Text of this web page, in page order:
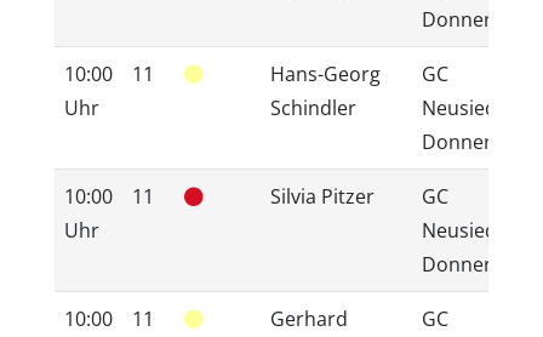
10:00
Uhr
11
Hans-Georg
Schindler
GC
10:00
Uhr
11 Silvia Pitzer
GC
10:00
11
Gerhard
GC